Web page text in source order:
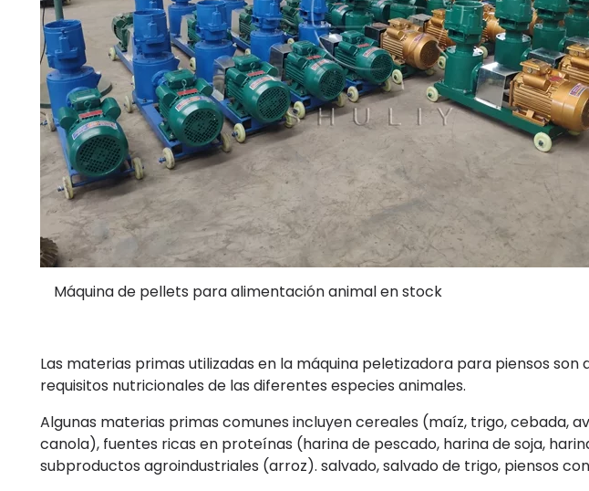
Máquina de pellets para alimentación animal en stock
Las materias primas utilizadas en la máquina peletizadora para piensos son
requisitos nutricionales de las diferentes especies animales.
Algunas materias primas comunes incluyen cereales (maíz, trigo, cebada,
canola), fuentes ricas en proteínas (harina de pescado, harina de soja,
subproductos agroindustriales (arroz). salvado, salvado de trigo, piensos